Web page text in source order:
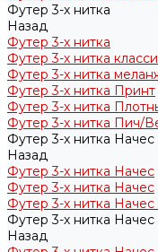
Футер 3-х нитка
Назад
Футер 3-х нитка
Футер 3-х нитка
Футер 3-х нитка
Футер 3-х нитка Принт
Футер 3-х нитка
Футер 3-х нитка Пич/
Футер 3-х нитка Начес
Назад
Футер 3-х нитка Начес
Футер 3-х нитка Начес
Футер 3-х нитка
Футер 3-х нитка
Назад